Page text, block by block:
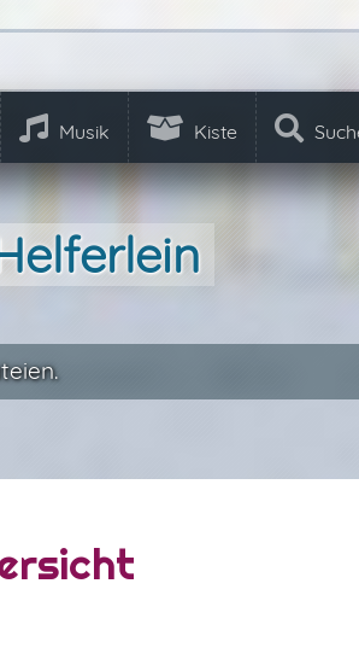
Musik Kiste